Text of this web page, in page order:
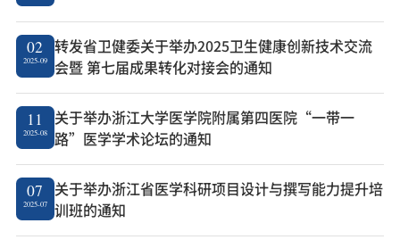
02
2025-09
转发省卫健委关于举办2025卫生健康创新技术交流
会暨 第七届成果转化对接会的通知
11
2025-08
关于举办浙江大学医学院附属第四医院“一带一
路”医学学术论坛的通知
07
2025-07
关于举办浙江省医学科研项目设计与撰写能力提升培
训班的通知